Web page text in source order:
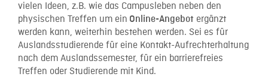
vielen Ideen, z.B. wie das Campusleben neben den
physischen Treffen um ein Online-Angebot ergänzt
werden kann, weiterhin bestehen werden. Sei es für
Auslandsstudierende für eine Kontakt-Aufrechterhaltung
nach dem Auslandssemester, für ein barrierefreies
Treffen oder Studierende mit Kind.